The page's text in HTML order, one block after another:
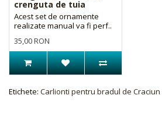
crenguta de tuia
Acest set de ornamente
realizate manual va fi perf..
35,00 RON
Etichete: Carlionti pentru bradul de Craciun